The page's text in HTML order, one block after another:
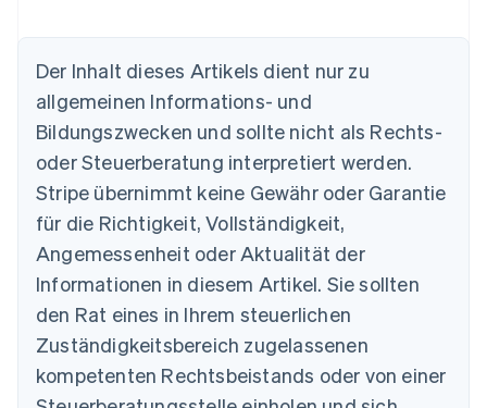
Der Inhalt dieses Artikels dient nur zu
allgemeinen Informations- und
Bildungszwecken und sollte nicht als Rechts-
oder Steuerberatung interpretiert werden.
Stripe übernimmt keine Gewähr oder Garantie
für die Richtigkeit, Vollständigkeit,
Angemessenheit oder Aktualität der
Informationen in diesem Artikel. Sie sollten
den Rat eines in Ihrem steuerlichen
Zuständigkeitsbereich zugelassenen
kompetenten Rechtsbeistands oder von einer
Australien
English
Belgien
NederlandsFrançais DeutschEnglish
Brasilien
Bulgarien
English
Dänemark
English
Deutschland
DeutschEnglish